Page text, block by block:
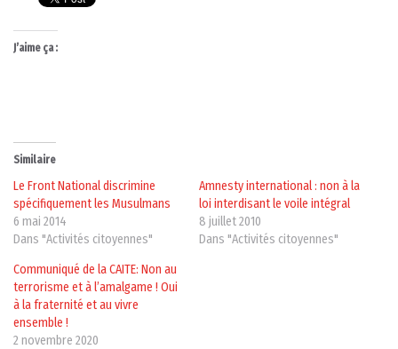
J’aime ça :
Similaire
Le Front National discrimine
spécifiquement les Musulmans
6 mai 2014
Dans "Activités citoyennes"
Amnesty international : non à la
loi interdisant le voile intégral
8 juillet 2010
Dans "Activités citoyennes"
Communiqué de la CAITE: Non au
terrorisme et à l’amalgame ! Oui
à la fraternité et au vivre
ensemble !
2 novembre 2020